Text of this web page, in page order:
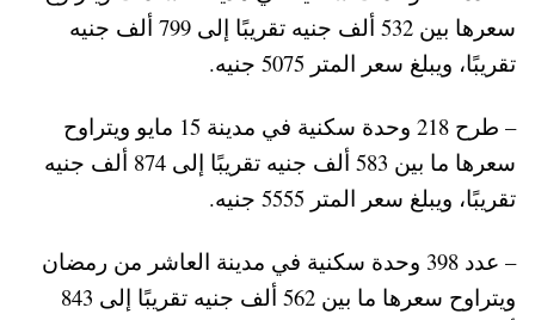
سعرها بين 532 ألف جنيه تقريبًا إلى 799 ألف جنيه
تقريبًا، ويبلغ سعر المتر 5075 جنيه.
– طرح 218 وحدة سكنية في مدينة 15 مايو ويتراوح
سعرها ما بين 583 ألف جنيه تقريبًا إلى 874 ألف جنيه
تقريبًا، ويبلغ سعر المتر 5555 جنيه.
– عدد 398 وحدة سكنية في مدينة العاشر من رمضان
ويتراوح سعرها ما بين 562 ألف جنيه تقريبًا إلى 843